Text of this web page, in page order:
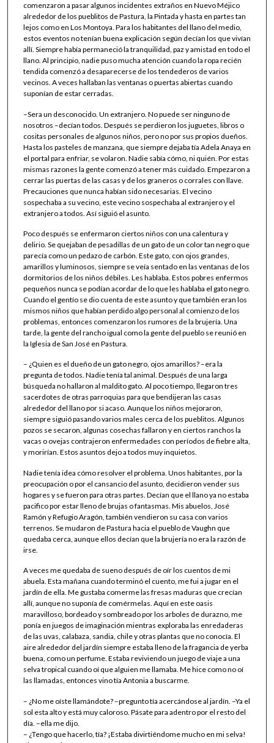
comenzaron a pasar algunos incidentes extraños en Nuevo Méjico
alrededor de los pueblitos de Pastura, la Pintada y hasta en partes tan
lejos como en Los Montoya. Para los habitantes del llano del medio,
estos eventos no tenían buena explicación según decían los que vivían
allí. Siempre había permaneció la tranquilidad, paz y amistad en todo el
llano. Al principio, nadie puso mucha atención cuando la ropa recién
tendida comenzó a desaparecerse de los tendederos de varios
vecinos. A veces hallaban las ventanas o puertas abiertas cuando
suponían de estar cerradas.
–Sera un desconocido. Un extranjero. No puede ser ninguno de
nosotros –decían todos. Después se perdieron los juguetes, libros o
cositas personales de algunos niños, pero no por sus propios dueños.
Hasta los pasteles de manzana, que siempre dejaba tía Adela Anaya en
el portal para enfriar, se volaron. Nadie sabía cómo, ni quién. Por estas
mismas razones la gente comenzó a tener más cuidado. Empezaron a
cerrar las puertas de las casas y de los graneros o corrales con llave.
Precauciones que nunca habían sido necesarias. El vecino
sospechaba a su vecino, este vecino sospechaba al extranjero y el
extranjero a todos. Así siguió el asunto.
Poco después se enfermaron ciertos niños con una calentura y
delirio. Se quejaban de pesadillas de un gato de un color tan negro que
parecía como un pedazo de carbón. Este gato, con ojos grandes,
amarillos y luminosos, siempre se veía sentado en las ventanas de los
dormitorios de los niños débiles. Les hablaba. Estos pobres enfermos
pequeños nunca se podían acordar de lo que les hablaba el gato negro.
Cuando el gentío se dio cuenta de este asunto y que también eran los
mismos niños que habían perdido algo personal al comienzo de los
problemas, entonces comenzaron los rumores de la brujería. Una
tarde, la gente del rancho igual como la gente del pueblo se reunió en
la Iglesia de San José en Pastura.
– ¿Quien es el dueño de un gato negro, ojos amarillos? –era la
pregunta de todos. Nadie tenía tal animal. Después de una larga
búsqueda no hallaron al maldito gato. Al poco tiempo, llegaron tres
sacerdotes de otras parroquias para que bendijeran las casas
alrededor del llano por si acaso. Aunque los niños mejoraron,
siempre siguió pasando varios males cerca de los pueblitos. Algunos
pozos se secaron, algunas cosechas fallaron y en ciertos ranchos la
vacas o ovejas contrajeron enfermedades con períodos de fiebre alta,
y morirían. Estos asuntos dejo a todos muy inquietos.
Nadie tenía idea cómo resolver el problema. Unos habitantes, por la
preocupación o por el cansancio del asunto, decidieron vender sus
hogares y se fueron para otras partes. Decían que el llano ya no estaba
pacifico por estar lleno de brujas o fantasmas. Mis abuelos, José
Ramón y Refugio Aragón, también vendieron su casa con varios
terrenos. Se mudaron de Pastura hacia el pueblo de Vaughn que
quedaba cerca, aunque ellos decían que la brujería no era la razón de
irse.
A veces me quedaba de sueno después de oír los cuentos de mi
abuela. Esta mañana cuando terminó el cuento, me fui a jugar en el
jardín de ella. Me gustaba comerme las fresas maduras que crecían
allí, aunque no suponía de comérmelas. Aquí en este oasis
maravilloso, bordeado y sombreado por los arboles de durazno, me
ponía en juegos de imaginación mientras exploraba las enredaderas
de las uvas, calabaza, sandia, chile y otras plantas que no conocía. El
aire alrededor del jardín siempre estaba lleno de la fragancia de yerba
buena, como un perfume. Estaba reviviendo un juego de viaje a una
selva tropical cuando oí que alguien me llamaba. Me hice como no oí
las llamadas, entonces vino tía Antonia a buscarme.
– ¿No me oíste llamándote? –pregunto tía acercándose al jardín. –Ya el
sol esta alto y está muy caloroso. Pásate para adentro por el resto del
día. –ella me dijo.
– ¿Tengo que hacerlo, tía? ¡Estaba divirtiéndome mucho en mi selva!